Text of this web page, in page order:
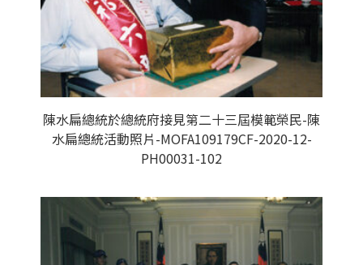
陳水扁總統於總統府接見第二十三屆模範榮民-陳
水扁總統活動照片-MOFA109179CF-2020-12-
PH00031-102